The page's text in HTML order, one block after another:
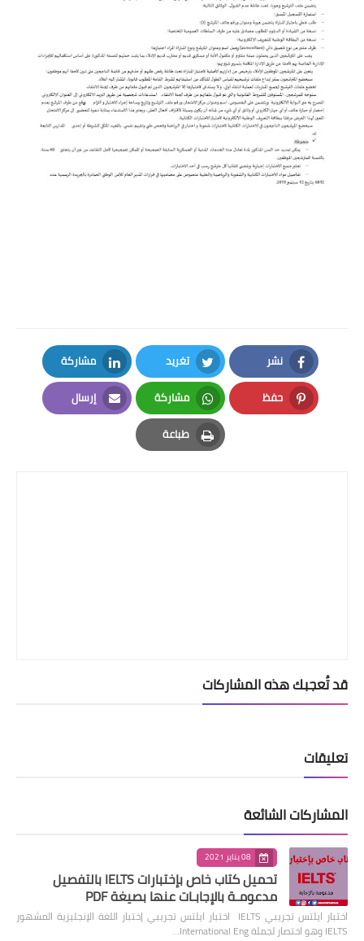
نشر
Facebook
تغريد
Twitter
مشاركة
LinkedIn
حفظ
Pinterest
مشاركة
Whatsapp
إرسال
Email
طباعة
Print
قد تُعجبك هذه المشاركات
تعليقات
المشاركات الشائعة
08 يناير 2021
تحميل كتاب خاص بإختبارات IELTS بالتفصيل
مدعومـة بالإجابـات عنها بصيغة PDF
اختبار ايلتس تجريبي IELTS اختبار ايلتس تجريبي إختبار اللغة الإنجليزية المشهور
IELTS وهو اختصار لجملة International Eng…